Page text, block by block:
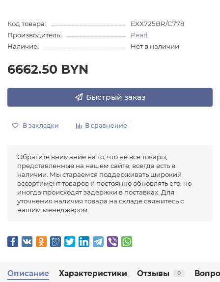
Код товара:
EXX725BR/C778
Производитель:
Pearl
Наличие:
Нет в наличии
6662.50 BYN
Быстрый заказ
В закладки В сравнение
Обратите внимание на то, что не все товары,
представленные на нашем сайте, всегда есть в
наличии. Мы стараемся поддерживать широкий
ассортимент товаров и постоянно обновлять его, но
иногда происходят задержки в поставках. Для
уточнения наличия товара на складе свяжитесь с
нашим менеджером.
Описание Характеристики Отзывы 0